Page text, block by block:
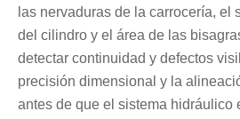
las nervaduras de la carrocería, el
del cilindro y el área de las
detectar continuidad y defectos
precisión dimensional y la
antes de que el sistema hidráulico